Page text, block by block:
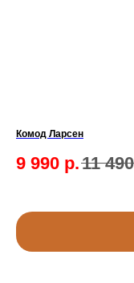
Комод Ларсен
9 990 р.11 490